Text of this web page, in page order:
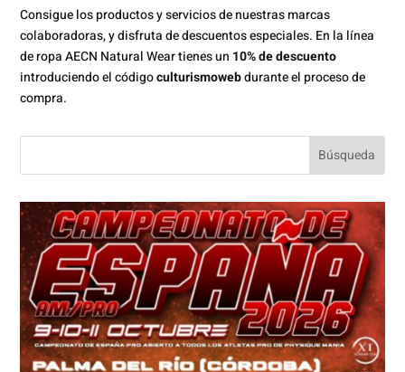
Consigue los productos y servicios de nuestras marcas
colaboradoras, y disfruta de descuentos especiales. En la línea
de ropa AECN Natural Wear tienes un 10% de descuento
introduciendo el códigoculturismowebdurante el proceso de
compra.